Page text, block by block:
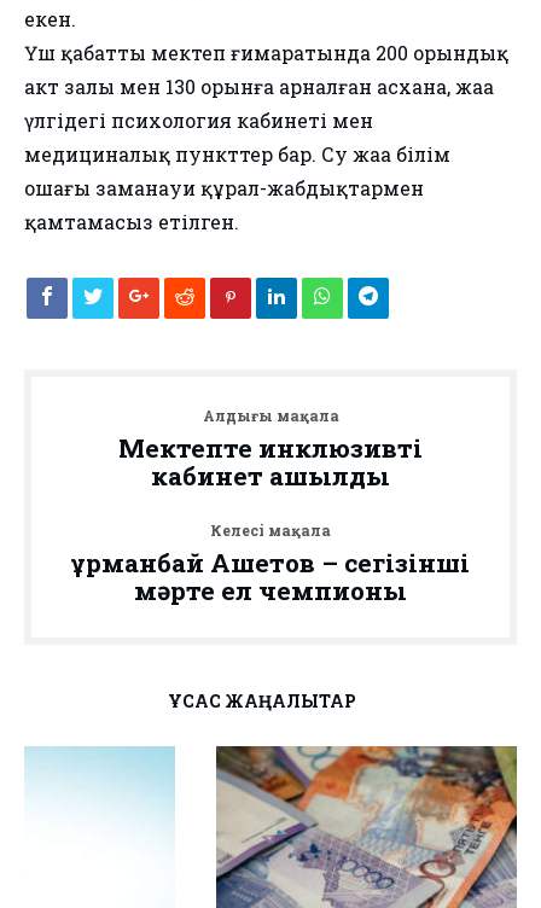
екен.
Үш қабатты мектеп ғимаратында 200 орындық
акт залы мен 130 орынға арналған асхана, жаңа
үлгідегі психология кабинеті мен
медициналық пункттер бар. Су жаңа білім
ошағы заманауи құрал-жабдықтармен
қамтамасыз етілген.
Алдыңғы мақала
Мектепте инклюзивті
кабинет ашылды
Келесі мақала
Құрманбай Ашетов – сегізінші
мәрте ел чемпионы
ҰҚСАС ЖАҢАЛЫҚТАР